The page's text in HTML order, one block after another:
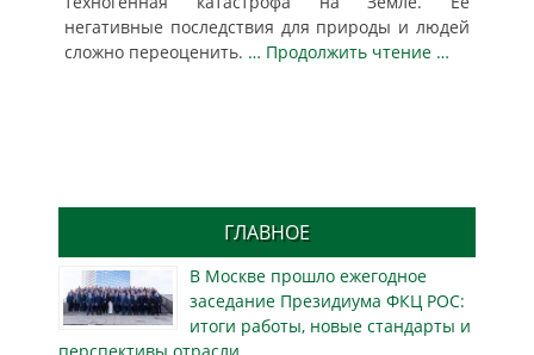
негативные последствия для природы и людей
сложно переоценить. … Продолжить чтение …
ГЛАВНОЕ
В Москве прошло ежегодное
заседание Президиума ФКЦ РОС:
итоги работы, новые стандарты и